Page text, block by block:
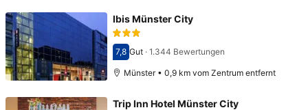
Ibis Münster City
Bewertet mit 7,8
7,8 Gut· 1.344 Bewertungen
Münster • 0,9 km vom Zentrum entfernt
Trip Inn Hotel Münster City